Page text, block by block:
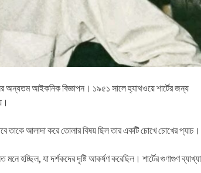
অন্যতম আইকনিক বিজ্ঞাপন। ১৯৫১ সালে হ্যাথওয়ে শার্টের জন্য
তাকে আলাদা করে তোলার বিষয় ছিল তার একটি চোখে চোখের প্যাচ।
হচ্ছিল, যা দর্শকদের দৃষ্টি আকর্ষণ করেছিল। শার্টের গুণাগুণ